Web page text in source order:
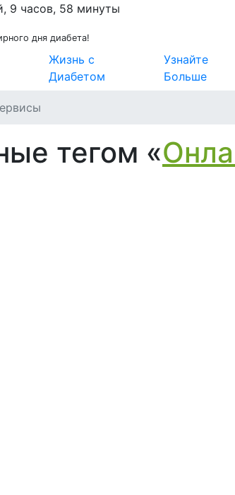
9 часов, 58 минуты
дня диабета!
Жизнь с
Диабетом
Узнайте
Больше
тегом «